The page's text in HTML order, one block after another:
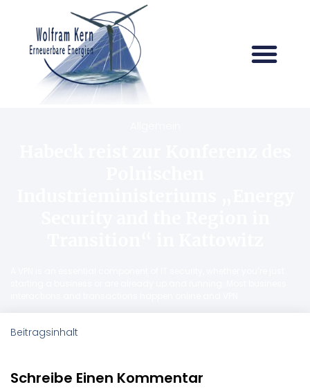
Beitragsinhalt
Schreibe Einen Kommentar